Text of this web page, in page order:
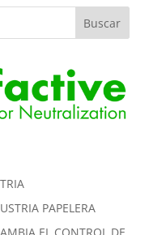
PAPELERA